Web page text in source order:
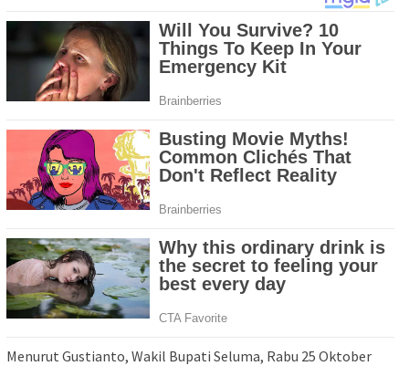
Menurut Gustianto, Wakil Bupati Seluma, Rabu 25 Oktober